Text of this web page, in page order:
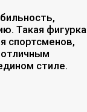
Такая фигурка
спортсменов,
стиле.